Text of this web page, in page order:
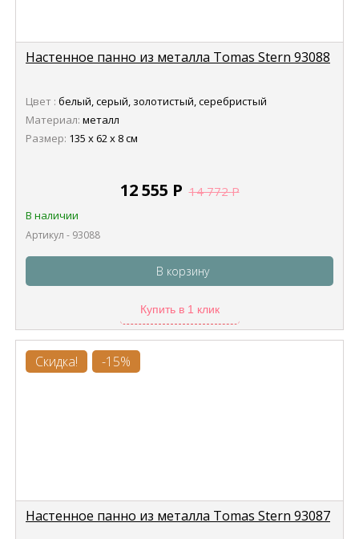
Настенное панно из металла Tomas Stern 93088
Цвет : белый, серый, золотистый, серебристый
Материал: металл
Размер: 135 х 62 х 8 см
12 555 Р 14 772Р
В наличии
Артикул - 93088
В корзину
Купить в 1 клик
Скидка! -15%
Настенное панно из металла Tomas Stern 93087